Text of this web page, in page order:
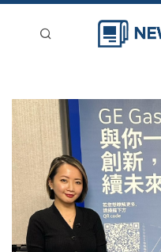
新聞稿分類
登入
刊登